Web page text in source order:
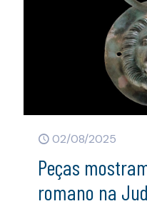
02/08/2025
Peças
romano na